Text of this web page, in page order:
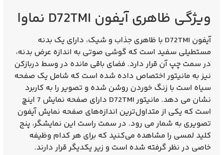
ویژگی ظاهری آیفون D72TMI نماوا
آیفون D72TMI با ظاهری جذاب و شیک، دارای یک بدنه
مستطیلی سفید است که گوشی صوتی به اندازه عرض بدنه،
در سمت چپ آن قرار دارد. فضای باقی مانده در وسط دربازکن
نیز به مانیتور اختصاص داده شده است که شامل یک صفحه
سیاه است با زنگ خوردن روشن شده و تصویر را به کاربرد
نشان می دهد. مانیتور D72TMI دارای صفحه نمایش 7 اینچ
است که یکی از متداول‌ترین اندازه‌های صفحه نمایش آیفون
تصویری به شمار می رود. در سمت راست این نمایشگر، پنج
کلید لمسی را مشاهده می‌کنید که برای هر کدام وظیفه
خاصی در نظر گرفته شده است و زیر یکدیگر قرار دارند.